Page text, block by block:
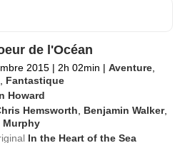
de l'Océan
2015 | 2h 02min | Aventure
Fantastique
Howard
Hemsworth Benjamin Walker,
Murphy
In the Heart of the Sea